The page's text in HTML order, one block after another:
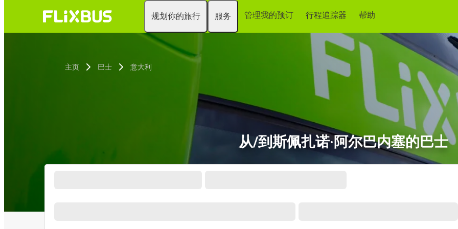
规划你的旅行 服务 管理我的预订 行程追踪器 帮助
主页 巴士 意大利
从/到斯佩扎诺·阿尔巴内塞的巴士